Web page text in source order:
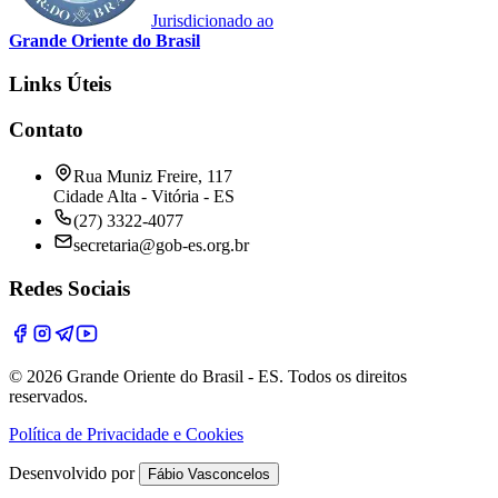
Jurisdicionado ao
Grande Oriente do Brasil
Links Úteis
Contato
Rua Muniz Freire, 117
Cidade Alta - Vitória - ES
(27) 3322-4077
secretaria@gob-es.org.br
Redes Sociais
© 2026 Grande Oriente do Brasil - ES. Todos os direitos
reservados.
Política de Privacidade e Cookies
Desenvolvido por Fábio Vasconcelos